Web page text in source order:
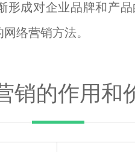
形成对企业品牌和产
络营销方法。
销的作用和